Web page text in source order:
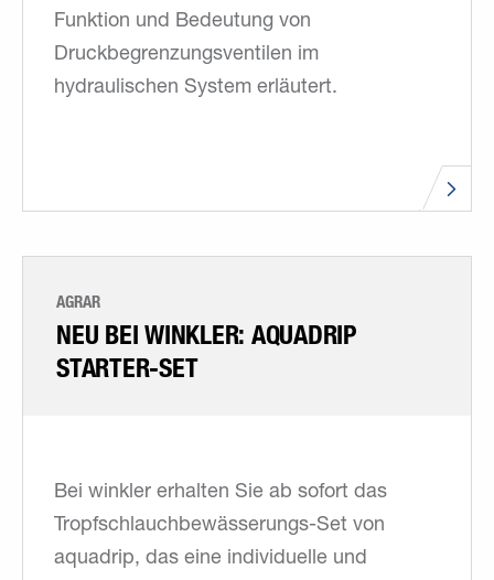
Funktion und Bedeutung von
Druckbegrenzungsventilen im
hydraulischen System erläutert.
AGRAR
NEU BEI WINKLER: AQUADRIP
STARTER-SET
Bei winkler erhalten Sie ab sofort das
Tropfschlauchbewässerungs-Set von
aquadrip, das eine individuelle und